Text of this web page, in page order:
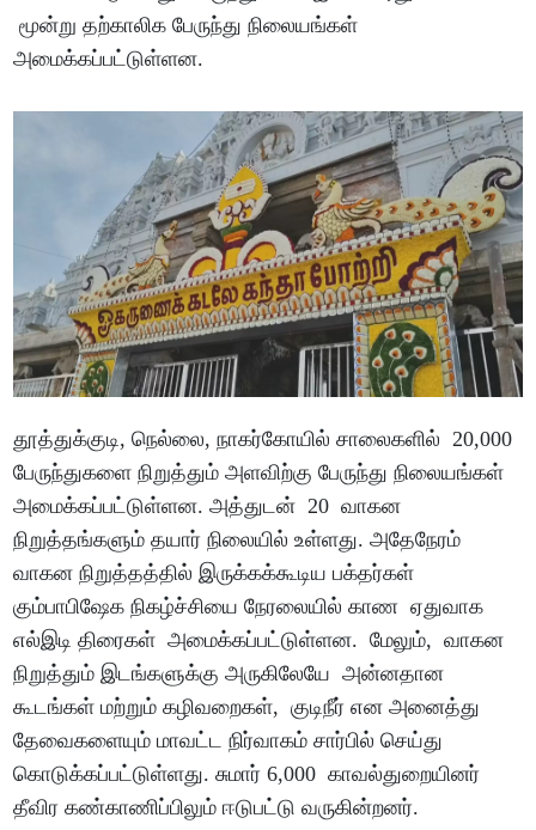
மூன்று தற்காலிக பேருந்து நிலையங்கள்
அமைக்கப்பட்டுள்ளன.
தூத்துக்குடி, நெல்லை, நாகர்கோயில் சாலைகளில் 20,000
பேருந்துகளை நிறுத்தும் அளவிற்கு பேருந்து நிலையங்கள்
அமைக்கப்பட்டுள்ளன. அத்துடன் 20 வாகன
நிறுத்தங்களும் தயார் நிலையில் உள்ளது. அதேநேரம்
வாகன நிறுத்தத்தில் இருக்கக்கூடிய பக்தர்கள்
கும்பாபிஷேக நிகழ்ச்சியை நேரலையில் காண ஏதுவாக
எல்இடி திரைகள் அமைக்கப்பட்டுள்ளன. மேலும், வாகன
நிறுத்தும் இடங்களுக்கு அருகிலேயே அன்னதான
கூடங்கள் மற்றும் கழிவறைகள், குடிநீர் என அனைத்து
தேவைகளையும் மாவட்ட நிர்வாகம் சார்பில் செய்து
கொடுக்கப்பட்டுள்ளது. சுமார் 6,000 காவல்துறையினர்
தீவிர கண்காணிப்பிலும் ஈடுபட்டு வருகின்றனர்.